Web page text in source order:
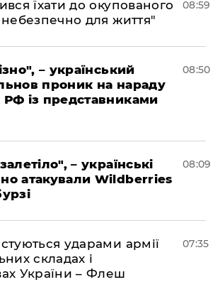
їхати до окупованого
для життя"
08:59
– український
проник на нараду
із представниками
08:50
– українські
атакували Wildberries
08:09
ударами армії
складах і
України – Флеш
07:35